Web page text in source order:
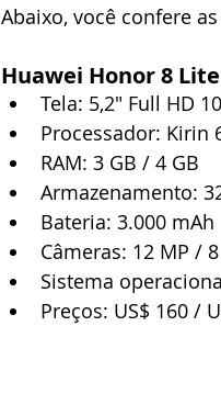
Abaixo, você confere
Huawei Honor 8 Lite
Tela: 5,2" Full HD
Processador: Kirin
RAM: 3 GB / 4 GB
Armazenamento:
Bateria: 3.000 mAh
Câmeras: 12 MP /
Sistema
Preços: US$ 160 /